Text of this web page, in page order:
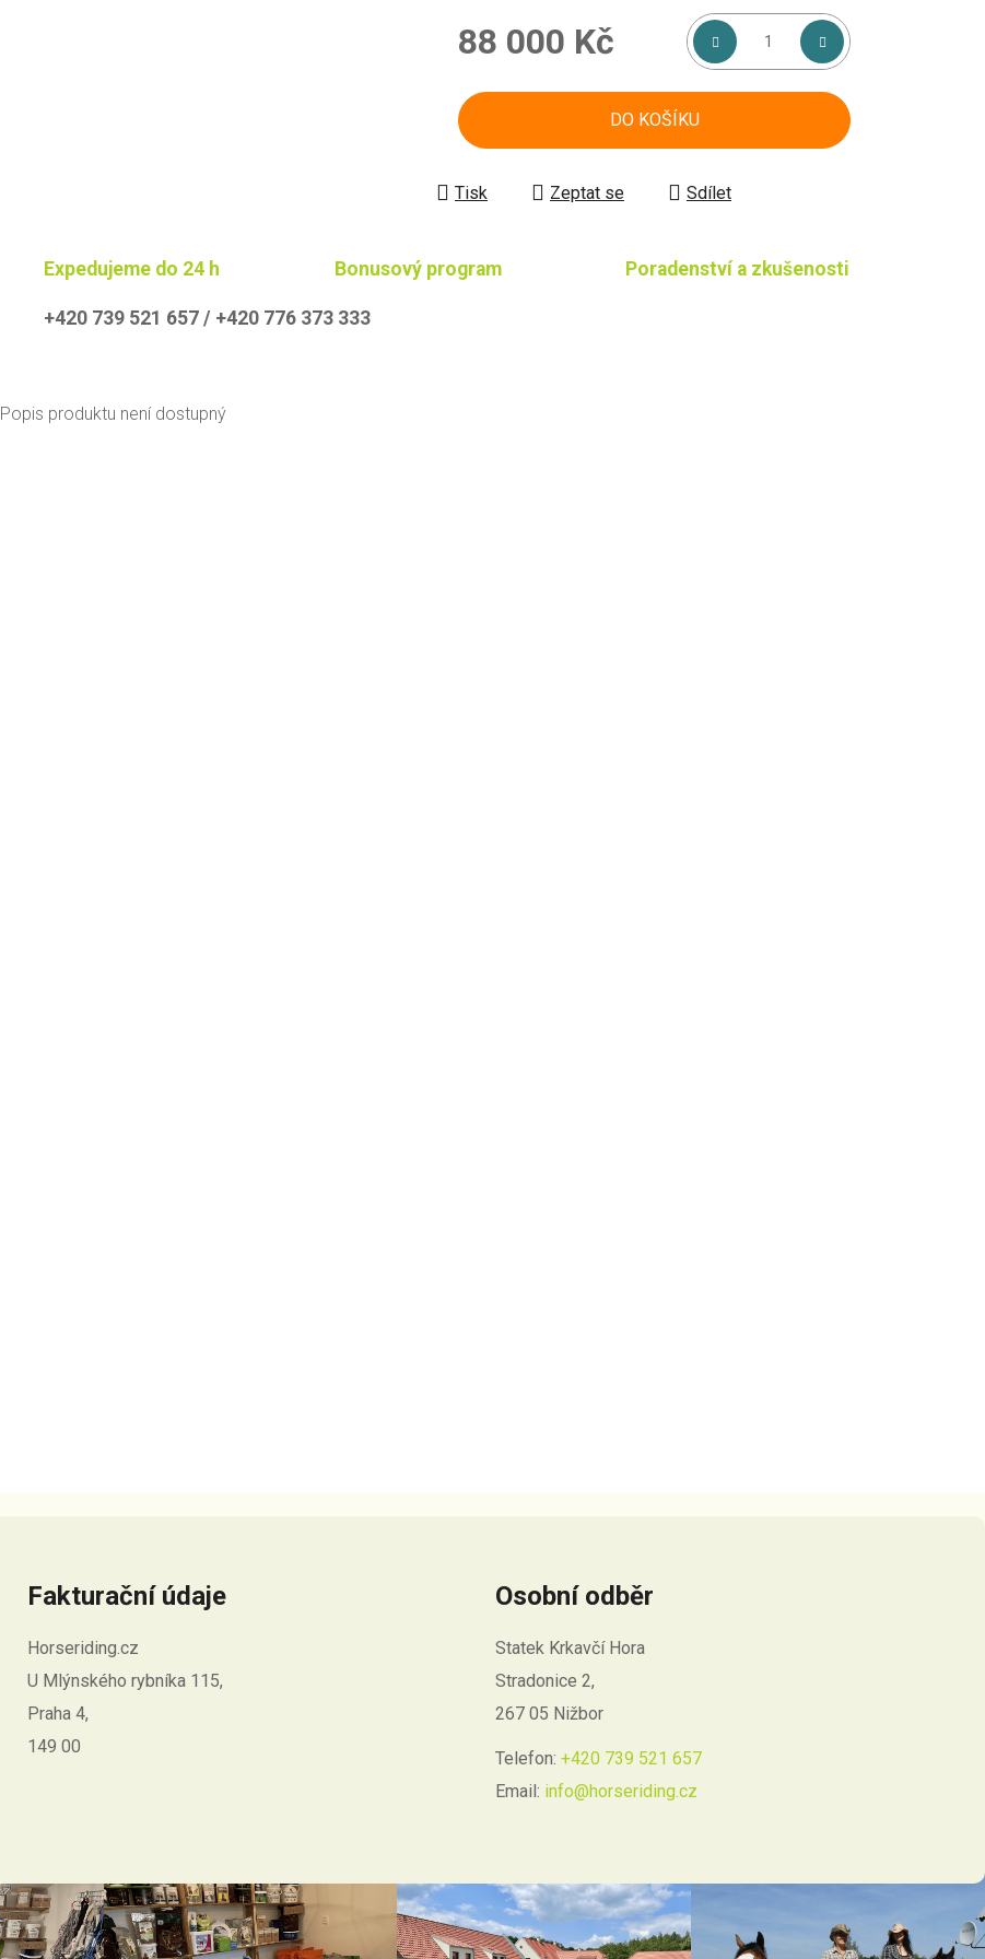
88 000 Kč
DO KOŠÍKU
Tisk Zeptat se Sdílet
Expedujeme do 24 h Bonusový program Poradenství a zkušenosti
+420 739 521 657 / +420 776 373 333
Popis produktu není dostupný
Fakturační údaje
Horseriding.cz
U Mlýnského rybníka 115,
Praha 4,
149 00
Osobní odběr
Statek Krkavčí Hora
Stradonice 2,
267 05 Nižbor
Telefon: +420 739 521 657
Email: info@horseriding.cz